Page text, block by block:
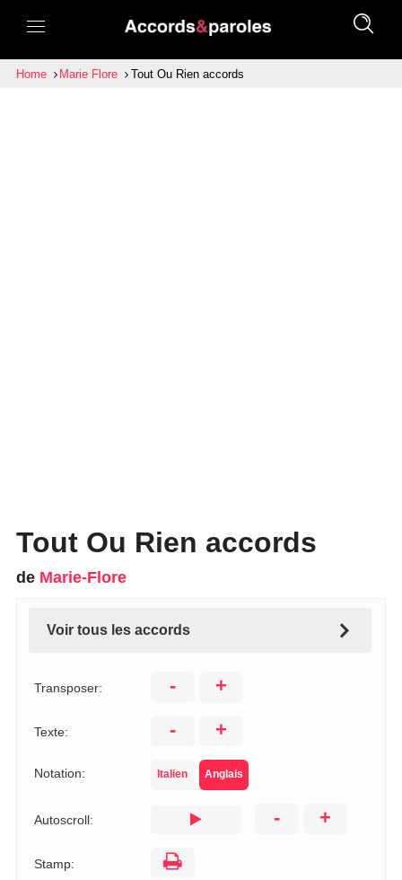
Home Marie Flore Tout Ou Rien accords
Tout Ou Rien accords
de Marie-Flore
Voir tous les accords
Transposer: - +
Texte: - +
Notation: Italien Anglais
Autoscroll: - +
Stamp: